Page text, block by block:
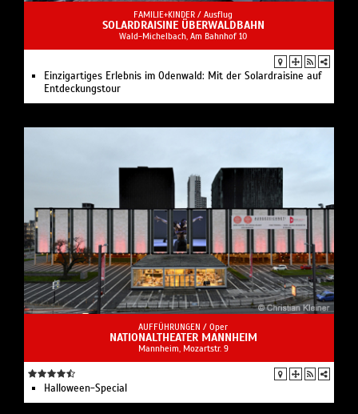
FAMILIE+KINDER / Ausflug
SOLARDRAISINE ÜBERWALDBAHN
Wald-Michelbach, Am Bahnhof 10
Einzigartiges Erlebnis im Odenwald: Mit der Solardraisine auf
Entdeckungstour
AUFFÜHRUNGEN / Oper
NATIONALTHEATER MANNHEIM
Mannheim, Mozartstr. 9
Halloween-Special